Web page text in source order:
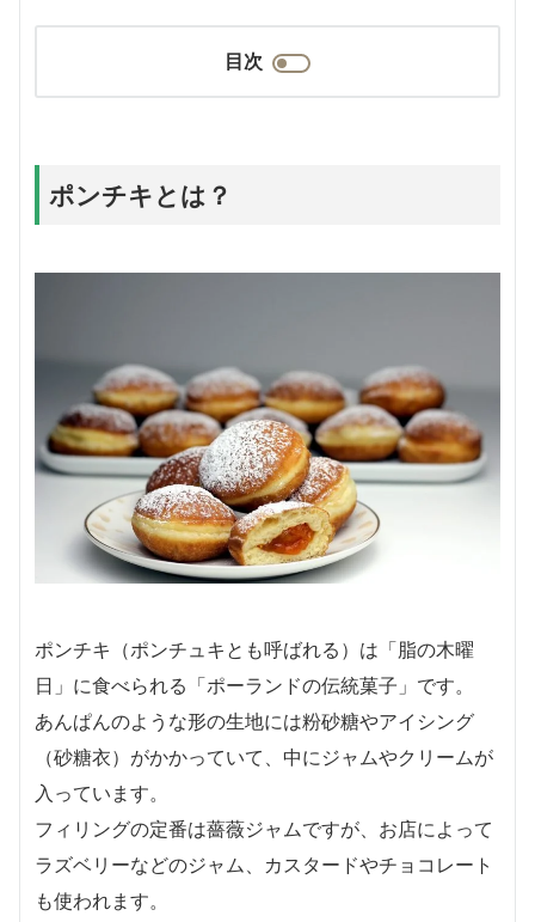
目次
ポンチキとは？
ポンチキ（ポンチュキとも呼ばれる）は「脂の木曜
日」に食べられる「ポーランドの伝統菓子」です。
あんぱんのような形の生地には粉砂糖やアイシング
（砂糖衣）がかかっていて、中にジャムやクリームが
入っています。
フィリングの定番は薔薇ジャムですが、お店によって
ラズベリーなどのジャム、カスタードやチョコレート
も使われます。